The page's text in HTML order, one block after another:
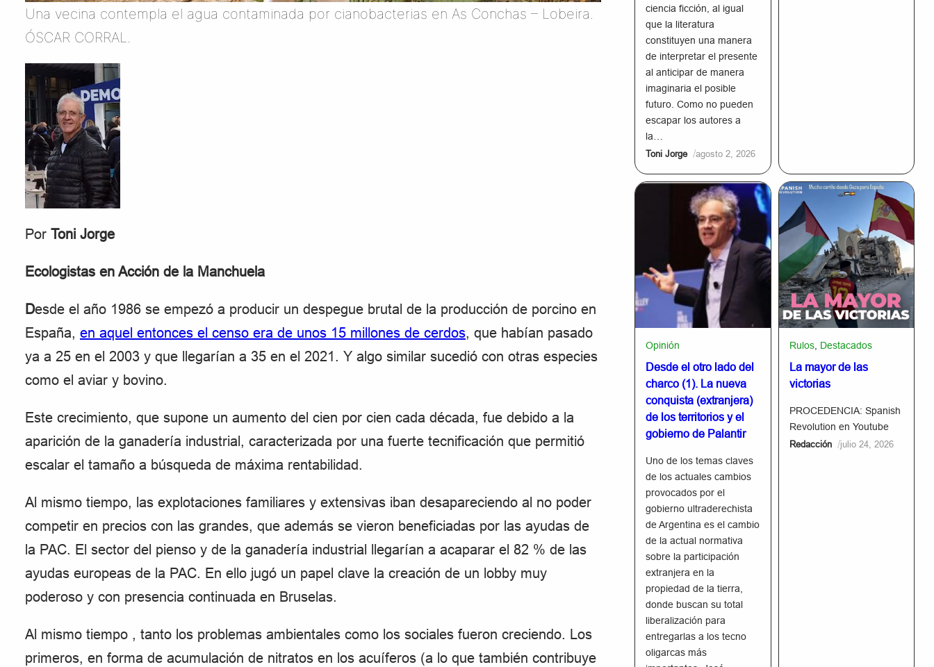
Una vecina contempla el agua contaminada por cianobacterias en As Conchas – Lobeira.
ÓSCAR CORRAL.
Por Toni Jorge
Ecologistas en Acción de la Manchuela
Desde el año 1986 se empezó a producir un despegue brutal de la producción de porcino en
España, en aquel entonces el censo era de unos 15 millones de cerdos, que habían pasado
ya a 25 en el 2003 y que llegarían a 35 en el 2021. Y algo similar sucedió con otras especies
como el aviar y bovino.
Este crecimiento, que supone un aumento del cien por cien cada década, fue debido a la
aparición de la ganadería industrial, caracterizada por una fuerte tecnificación que permitió
escalar el tamaño a búsqueda de máxima rentabilidad.
Al mismo tiempo, las explotaciones familiares y extensivas iban desapareciendo al no poder
competir en precios con las grandes, que además se vieron beneficiadas por las ayudas de
la PAC. El sector del pienso y de la ganadería industrial llegarían a acaparar el 82 % de las
ayudas europeas de la PAC. En ello jugó un papel clave la creación de un lobby muy
poderoso y con presencia continuada en Bruselas.
Al mismo tiempo , tanto los problemas ambientales como los sociales fueron creciendo. Los
primeros, en forma de acumulación de nitratos en los acuíferos (a lo que también contribuye
ciencia ficción, al igual
que la literatura
constituyen una manera
de interpretar el presente
al anticipar de manera
imaginaria el posible
futuro. Como no pueden
escapar los autores a
la…
Toni Jorge /agosto 2, 2026
Opinión
Desde el otro lado del
charco (1). La nueva
conquista (extranjera)
de los territorios y el
gobierno de Palantir
Uno de los temas claves
de los actuales cambios
provocados por el
gobierno ultraderechista
de Argentina es el cambio
de la actual normativa
sobre la participación
extranjera en la
propiedad de la tierra,
donde buscan su total
liberalización para
entregarlas a los tecno
oligarcas más
Rulos, Destacados
La mayor de las
victorias
PROCEDENCIA: Spanish
Revolution en Youtube
Redacción /julio 24, 2026